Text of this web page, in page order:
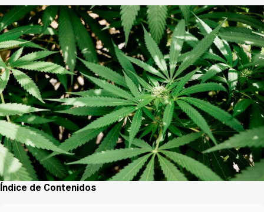
Índice de Contenidos